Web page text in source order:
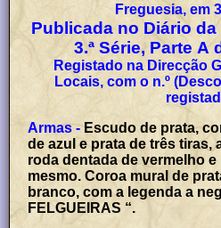
Freguesia, em
Publicada no Diário da
3.ª Série, Parte A
Registado na Direcção
Locais, com o n.º
Armas - Escudo de prata,
de azul e prata de três tiras,
roda dentada de vermelho
mesmo. Coroa mural de
branco, com a legenda a
FELGUEIRAS “.